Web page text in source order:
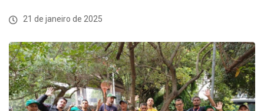
21 de janeiro de 2025